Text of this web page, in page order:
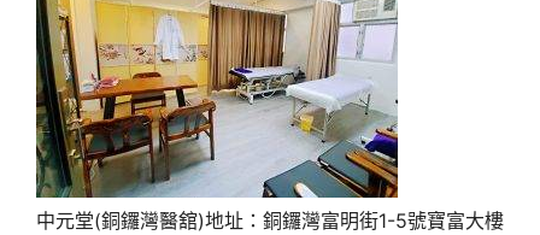
中元堂(銅鑼灣醫舘)地址：銅鑼灣富明街1-5號寶富大樓